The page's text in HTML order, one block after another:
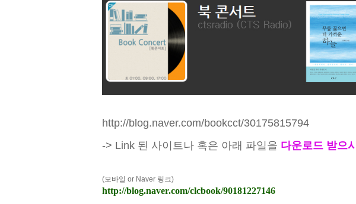
http://blog.naver.com/bookcct/30175815794
-> Link 된 사이트나 혹은 아래 파일을 다운로드 받으
(모바일 or Naver 링크)
http://blog.naver.com/clcbook/90181227146